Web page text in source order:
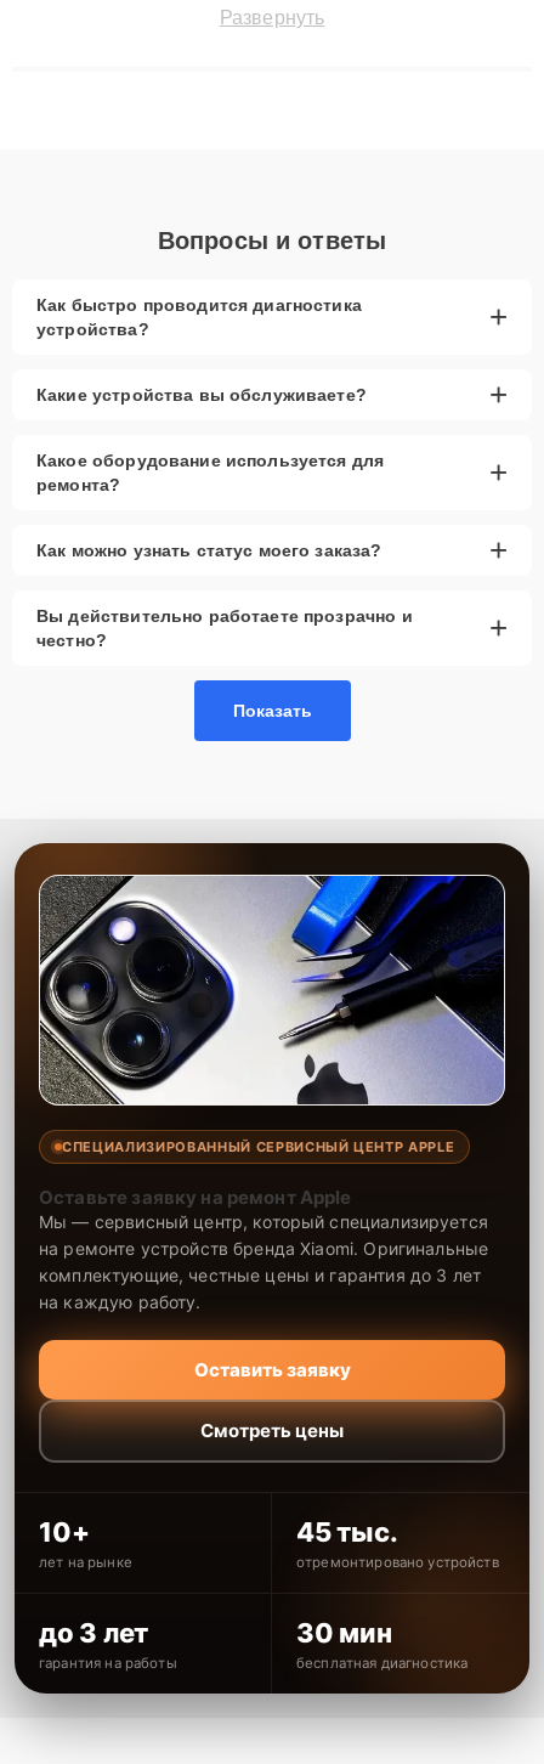
сохранением гарантии до 3 лет. Наши мастера решают
Развернуть
Вопросы и ответы
Как быстро проводится диагностика
устройства?
+
Какие устройства вы обслуживаете? +
Какое оборудование используется для
ремонта?
+
Как можно узнать статус моего заказа? +
Вы действительно работаете прозрачно и
честно?
+
Показать
СПЕЦИАЛИЗИРОВАННЫЙ СЕРВИСНЫЙ ЦЕНТР APPLE
Оставьте заявку на ремонт Apple
Мы — сервисный центр, который специализируется
на ремонте устройств бренда Xiaomi. Оригинальные
комплектующие, честные цены и гарантия до 3 лет
на каждую работу.
Оставить заявку
Смотреть цены
10+
лет на рынке
45 тыс.
отремонтировано устройств
до 3 лет
гарантия на работы
30 мин
бесплатная диагностика